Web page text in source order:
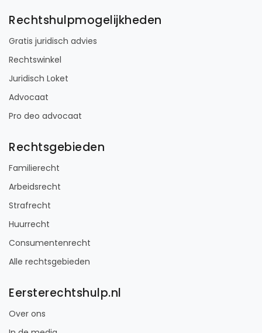
Rechtshulpmogelijkheden
Gratis juridisch advies
Rechtswinkel
Juridisch Loket
Advocaat
Pro deo advocaat
Rechtsgebieden
Familierecht
Arbeidsrecht
Strafrecht
Huurrecht
Consumentenrecht
Alle rechtsgebieden
Eersterechtshulp.nl
Over ons